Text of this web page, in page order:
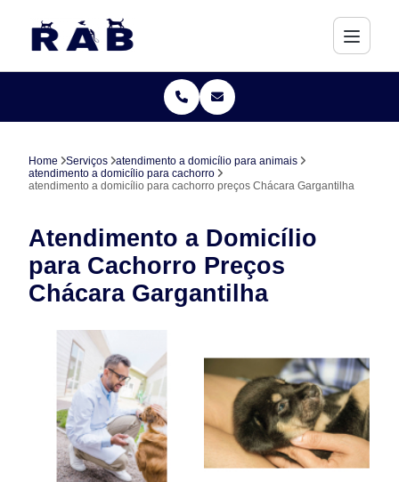
Home Serviços
atendimento a domicílio para animais
atendimento a domicílio para cachorro
atendimento a domicílio para cachorro preços Chácara Gargantilha
Atendimento a Domicílio
para Cachorro Preços
Chácara Gargantilha